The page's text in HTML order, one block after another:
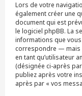
Lors de votre
également créer une
document qui est
le logiciel phpBB. La
informations que
correspondre — mais
en tant qu’utilisateur
(désignée ci-après
publiez après votre
après par « vos